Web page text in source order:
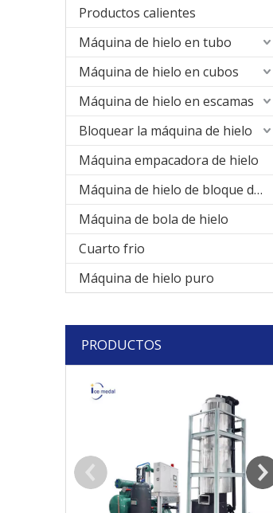
Productos calientes
Máquina de hielo en tubo
Máquina de hielo en cubos
Máquina de hielo en escamas
Bloquear la máquina de hielo
Máquina empacadora de hielo
Máquina de hielo de bloque de enfriamiento directo
Máquina de bola de hielo
Cuarto frio
Máquina de hielo puro
PRODUCTOS